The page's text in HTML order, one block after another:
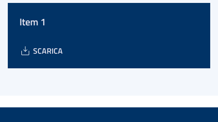
Item 1
SCARICA